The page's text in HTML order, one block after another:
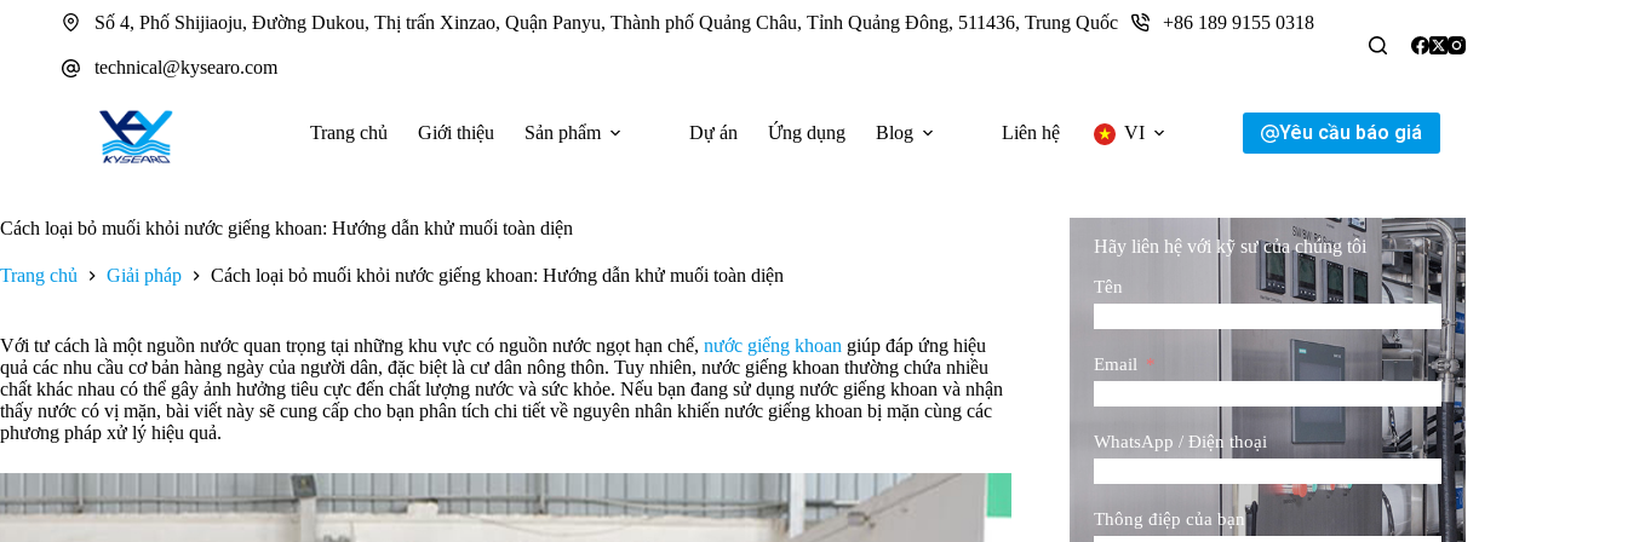
Số 4, Phố Shijiaoju, Đường Dukou, Thị trấn Xinzao, Quận Panyu, Thành phố Quảng Châu, Tỉnh Quảng Đông, 511436, Trung Quốc +86 189 9155 0318
technical@kysearo.com
Trang chủ Giới thiệu Sản phẩm Dự án Ứng dụng Blog Liên hệ VI Yêu cầu báo giá
Cách loại bỏ muối khỏi nước giếng khoan: Hướng dẫn khử muối toàn diện
Trang chủ Giải pháp Cách loại bỏ muối khỏi nước giếng khoan: Hướng dẫn khử muối toàn diện
Với tư cách là một nguồn nước quan trọng tại những khu vực có nguồn nước ngọt hạn chế, nước giếng khoan giúp đáp ứng hiệu
quả các nhu cầu cơ bản hàng ngày của người dân, đặc biệt là cư dân nông thôn. Tuy nhiên, nước giếng khoan thường chứa nhiều
chất khác nhau có thể gây ảnh hưởng tiêu cực đến chất lượng nước và sức khỏe. Nếu bạn đang sử dụng nước giếng khoan và nhận
thấy nước có vị mặn, bài viết này sẽ cung cấp cho bạn phân tích chi tiết về nguyên nhân khiến nước giếng khoan bị mặn cùng các
phương pháp xử lý hiệu quả.
Hãy liên hệ với kỹ sư của chúng tôi
Tên
Email
WhatsApp / Điện thoại
Thông điệp của bạn